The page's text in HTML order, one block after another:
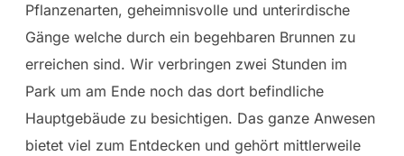
Pflanzenarten, geheimnisvolle und unterirdische
Gänge welche durch ein begehbaren Brunnen zu
erreichen sind. Wir verbringen zwei Stunden im
Park um am Ende noch das dort befindliche
Hauptgebäude zu besichtigen. Das ganze Anwesen
bietet viel zum Entdecken und gehört mittlerweile